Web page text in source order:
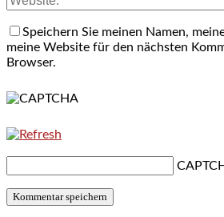
Speichern Sie meinen Namen,
meine Website für den nächsten
Browser.